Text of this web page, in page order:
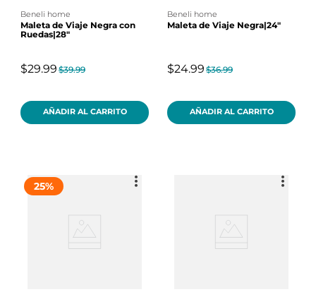
beneli home
Maleta de Viaje Negra con
Ruedas|28"
$29.99 $39.99
AÑADIR AL CARRITO
beneli home
Maleta de Viaje Negra|24"
$24.99 $36.99
AÑADIR AL CARRITO
25%